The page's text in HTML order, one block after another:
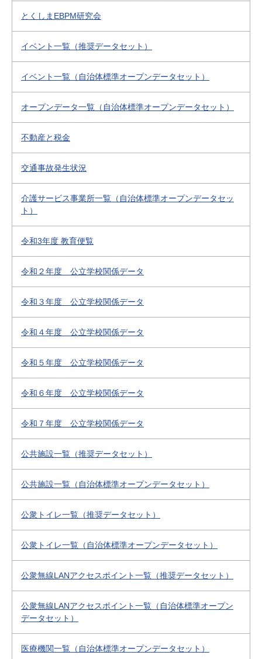
とくしまEBPM研究会
イベント一覧（推奨データセット）
イベント一覧（自治体標準オープンデータセット）
オープンデータ一覧（自治体標準オープンデータセット）
不動産と税金
交通事故発生状況
介護サービス事業所一覧（自治体標準オープンデータセッ
ト）
令和3年度 教育便覧
令和２年度 公立学校関係データ
令和３年度 公立学校関係データ
令和４年度 公立学校関係データ
令和５年度 公立学校関係データ
令和６年度 公立学校関係データ
令和７年度 公立学校関係データ
公共施設一覧（推奨データセット）
公共施設一覧（自治体標準オープンデータセット）
公衆トイレ一覧（推奨データセット）
公衆トイレ一覧（自治体標準オープンデータセット）
公衆無線LANアクセスポイント一覧（推奨データセット）
公衆無線LANアクセスポイント一覧（自治体標準オープン
データセット）
医療機関一覧（自治体標準オープンデータセット）